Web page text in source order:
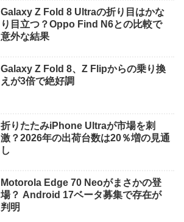
Galaxy Z Fold 8 Ultraの折り目はかな
り目立つ？Oppo Find N6との比較で
意外な結果
Galaxy Z Fold 8、Z Flipからの乗り換
えが3倍で絶好調
折りたたみiPhone Ultraが市場を刺
激？2026年の出荷台数は20％増の見通
し
Motorola Edge 70 Neoがまさかの登
場？ Android 17ベータ募集で存在が
判明